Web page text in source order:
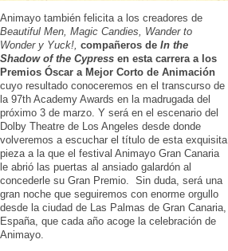
Animayo también felicita a los creadores de
Beautiful Men, Magic Candies, Wander to
Wonder y Yuck!, compañeros de In the
Shadow of the Cypress en esta carrera a los
Premios Óscar a Mejor Corto de Animación
cuyo resultado conoceremos en el transcurso de
la 97th Academy Awards en la madrugada del
próximo 3 de marzo. Y será en el escenario del
Dolby Theatre de Los Angeles desde donde
volveremos a escuchar el título de esta exquisita
pieza a la que el festival Animayo Gran Canaria
le abrió las puertas al ansiado galardón al
concederle su Gran Premio. Sin duda, será una
gran noche que seguiremos con enorme orgullo
desde la ciudad de Las Palmas de Gran Canaria,
España, que cada año acoge la celebración de
Animayo.